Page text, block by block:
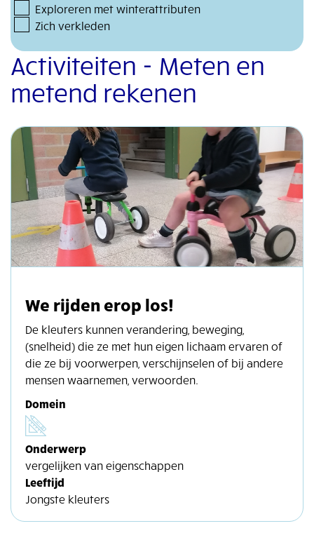
Exploreren met winterattributen
Zich verkleden
Activiteiten - Meten en
metend rekenen
We rijden erop los!
De kleuters kunnen verandering, beweging,
(snelheid) die ze met hun eigen lichaam ervaren of
die ze bij voorwerpen, verschijnselen of bij andere
mensen waarnemen, verwoorden.
Domein
Onderwerp
vergelijken van eigenschappen
Leeftijd
Jongste kleuters